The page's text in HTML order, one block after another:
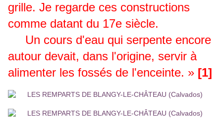
grille. Je regarde ces constructions
comme datant du 17e siècle.
Un cours d'eau qui serpente encore
autour devait, dans l'origine, servir à
alimenter les fossés de l'enceinte. » [1]